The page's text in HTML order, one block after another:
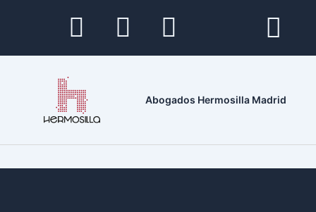
Abogados Hermosilla Madrid